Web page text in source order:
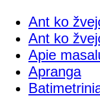
Ant ko
Ant ko
Apie
Apranga